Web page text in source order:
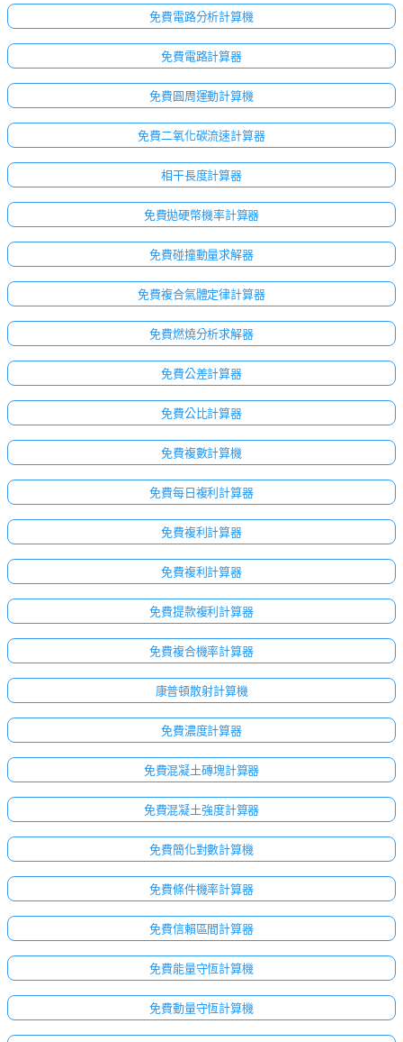
免費電路分析計算機
免費電路計算器
免費圓周運動計算機
免費二氧化碳流速計算器
相干長度計算器
免費拋硬幣機率計算器
免費碰撞動量求解器
免費複合氣體定律計算器
免費燃燒分析求解器
免費公差計算器
免費公比計算器
免費複數計算機
免費每日複利計算器
免費複利計算器
免費複利計算器
免費提款複利計算器
免費複合機率計算器
康普頓散射計算機
免費濃度計算器
免費混凝土磚塊計算器
免費混凝土強度計算器
免費簡化對數計算機
免費條件機率計算器
免費信賴區間計算器
免費能量守恆計算機
免費動量守恆計算機